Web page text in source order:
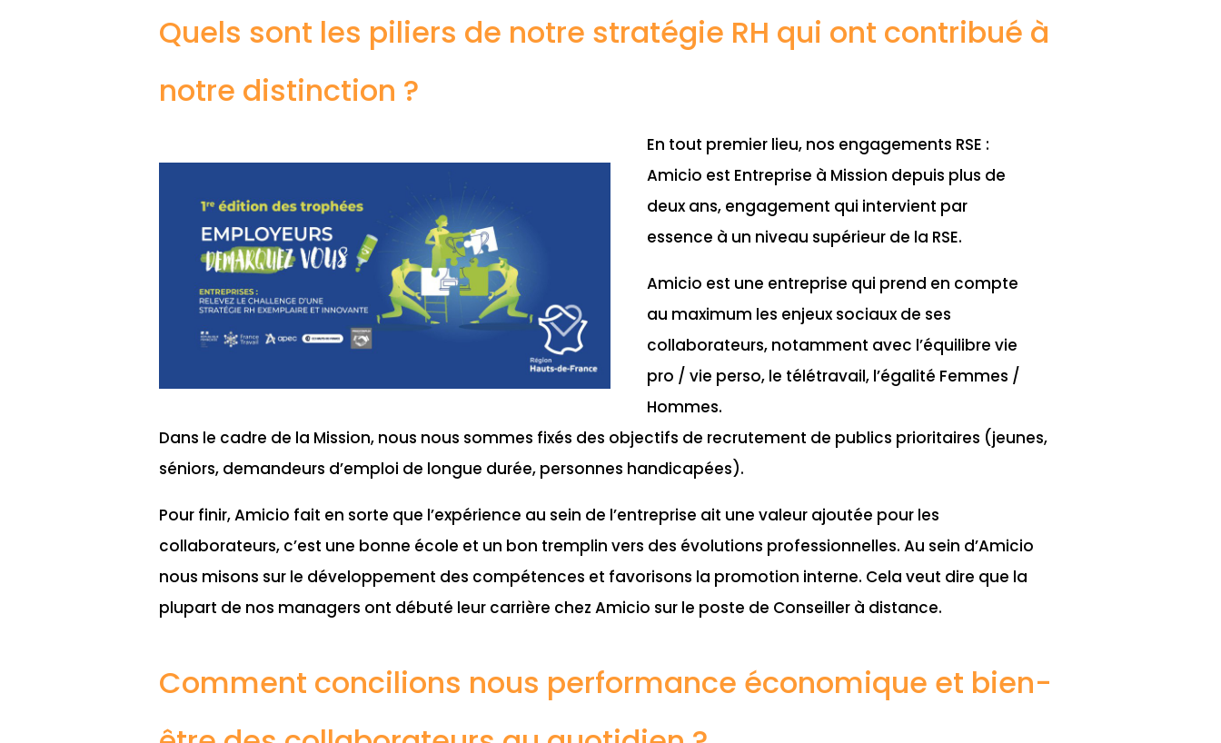
Quels sont les piliers de notre stratégie RH qui ont contribué à
notre distinction ?
En tout premier lieu, nos engagements RSE :
Amicio est Entreprise à Mission depuis plus de
deux ans, engagement qui intervient par
essence à un niveau supérieur de la RSE.
Amicio est une entreprise qui prend en compte
au maximum les enjeux sociaux de ses
collaborateurs, notamment avec l’équilibre vie
pro / vie perso, le télétravail, l’égalité Femmes /
Hommes.
Dans le cadre de la Mission, nous nous sommes fixés des objectifs de recrutement de publics prioritaires (jeunes,
séniors, demandeurs d’emploi de longue durée, personnes handicapées).
Pour finir, Amicio fait en sorte que l’expérience au sein de l’entreprise ait une valeur ajoutée pour les
collaborateurs, c’est une bonne école et un bon tremplin vers des évolutions professionnelles. Au sein d’Amicio
nous misons sur le développement des compétences et favorisons la promotion interne. Cela veut dire que la
plupart de nos managers ont débuté leur carrière chez Amicio sur le poste de Conseiller à distance.
Comment concilions nous performance économique et bien-